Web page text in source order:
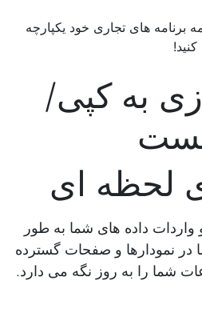
برنامه های تجاری خود یکپارچه
کنید!
به کپی/
لحظه ای
داده های شما به طور
در نمودارها و صفحات گسترده
شما را به روز نگه می دارد.